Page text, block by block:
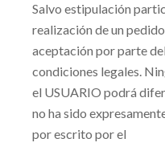
Salvo estipulación
realización de un
aceptación por parte
condiciones legales.
el USUARIO podrá
no ha sido
por escrito por el